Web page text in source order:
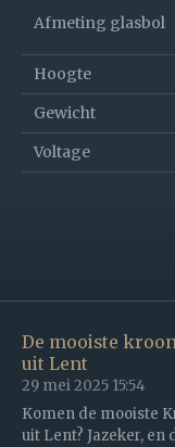
Afmeting glasbol
Hoogte
Gewicht
Voltage
De mooiste
uit Lent
29 mei 2025 15:54
Komen de mooiste
uit Lent? Jazeker, en